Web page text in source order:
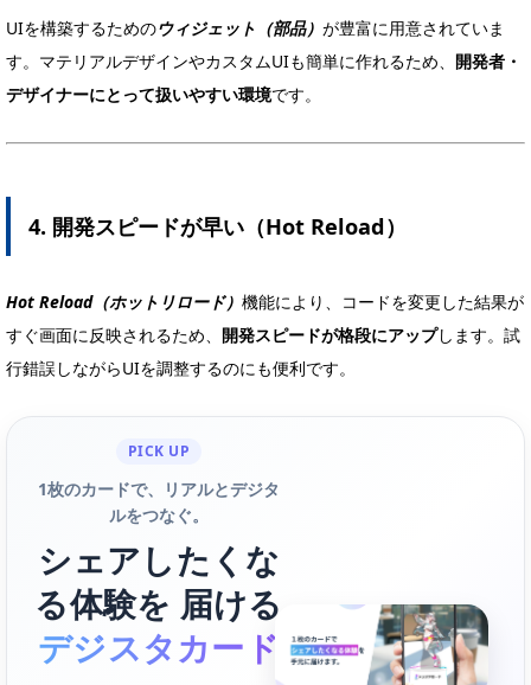
UIを構築するためのウィジェット（部品） が豊富に用意されていま
す。マテリアルデザインやカスタムUIも簡単に作れるため、 開発者・
デザイナーにとって扱いやすい環境です。
4. 開発スピードが早い（Hot Reload）
Hot Reload（ホットリロード） 機能により、コードを変更した結果が
すぐ画面に反映されるため、 開発スピードが格段にアップします。試
行錯誤しながらUIを調整するのにも便利です。
PICK UP
1枚のカードで、リアルとデジタ
ルをつなぐ。
シェアしたくな
る体験を 届ける
デジスタカード